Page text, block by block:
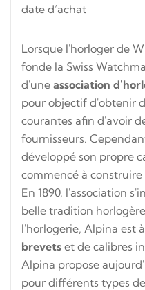
date d’achat
Lorsque l'horloger de
fonde la Swiss
d'une association
pour objectif d'obtenir
courantes afin d'avoir
fournisseurs.
développé son propre
commencé à
En 1890, l'association
belle tradition
l'horlogerie, Alpina est
brevets et de calibres
Alpina propose
pour différents types